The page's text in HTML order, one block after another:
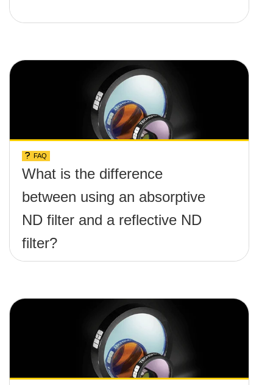
FAQ
What is the difference
between using an absorptive
ND filter and a reflective ND
filter?